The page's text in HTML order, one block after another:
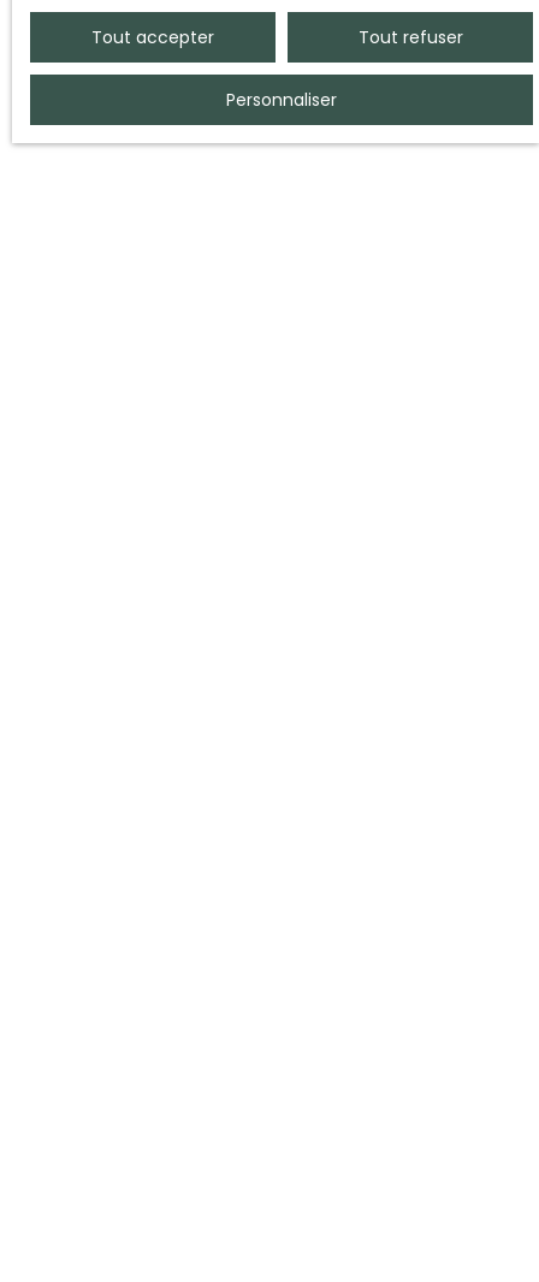
Tout accepter Tout refuser
Personnaliser